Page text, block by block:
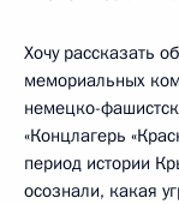
Хочу рассказать
мемориальных
немецко-
«Концлагерь
период истории
осознали, какая